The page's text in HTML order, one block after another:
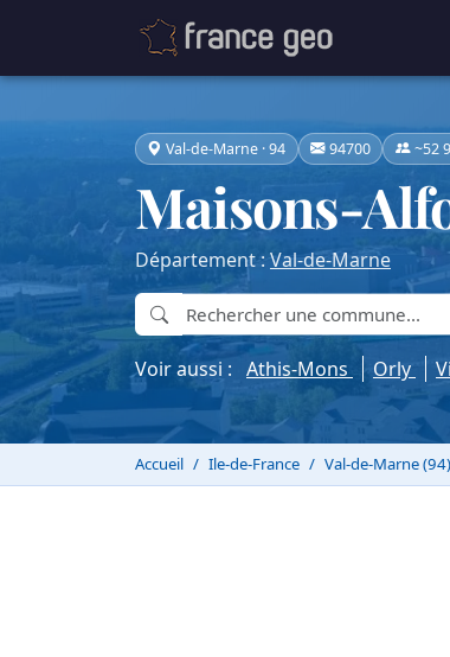
Val-de-Marne · 94 94700 ~52
Maisons-
Département :Val-de-Marne
Voir aussi : Athis-Mons Orly
Accueil Ile-de-France Val-de-Marne (94)